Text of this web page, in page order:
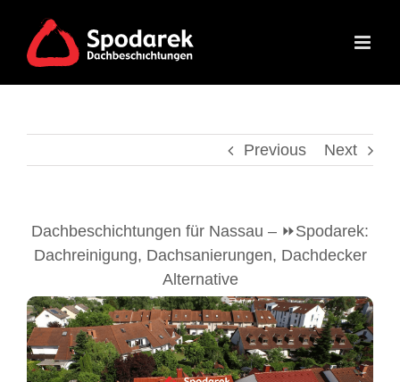
content
Previous Next
Dachbeschichtungen für Nassau – ⏩Spodarek:
Dachreinigung, Dachsanierungen, Dachdecker
Alternative